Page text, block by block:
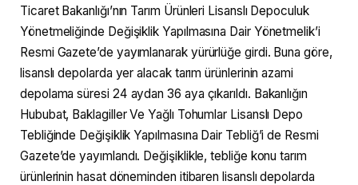
Ticaret Bakanlığı’nın Tarım Ürünleri Lisanslı Depoculuk
Yönetmeliğinde Değişiklik Yapılmasına Dair Yönetmelik’i
Resmi Gazete’de yayımlanarak yürürlüğe girdi. Buna göre,
lisanslı depolarda yer alacak tarım ürünlerinin azami
depolama süresi 24 aydan 36 aya çıkarıldı. Bakanlığın
Hububat, Baklagiller Ve Yağlı Tohumlar Lisanslı Depo
Tebliğinde Değişiklik Yapılmasına Dair Tebliğ’i de Resmi
Gazete’de yayımlandı. Değişiklikle, tebliğe konu tarım
ürünlerinin hasat döneminden itibaren lisanslı depolarda